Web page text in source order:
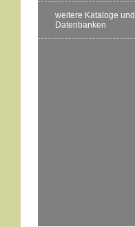
weitere Kataloge und
Datenbanken